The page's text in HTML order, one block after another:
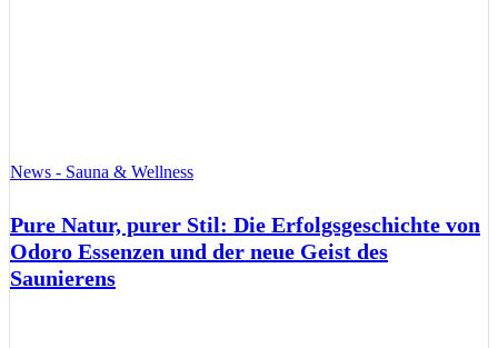
News - Sauna & Wellness
Pure Natur, purer Stil: Die Erfolgsgeschichte von
Odoro Essenzen und der neue Geist des
Saunierens